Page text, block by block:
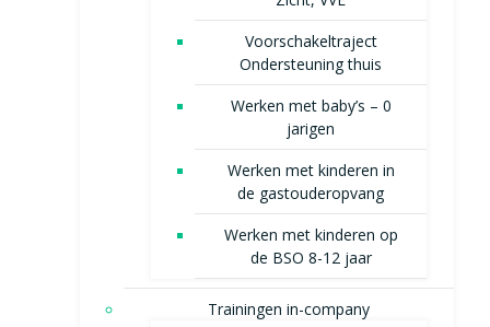
Voorschakeltraject
Ondersteuning thuis
Werken met baby’s – 0
jarigen
Werken met kinderen in
de gastouderopvang
Werken met kinderen op
de BSO 8-12 jaar
Trainingen in-company